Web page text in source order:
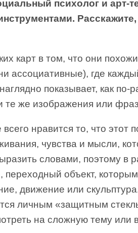
психолог и арт-
карт в том, что они
ассоциативные), где
показывает, как по-
те же изображения или
нравится то, что этот
чувства и мысли,
словами, поэтому в
объект, которым
движение или
личным «защитным
на сложную тему или